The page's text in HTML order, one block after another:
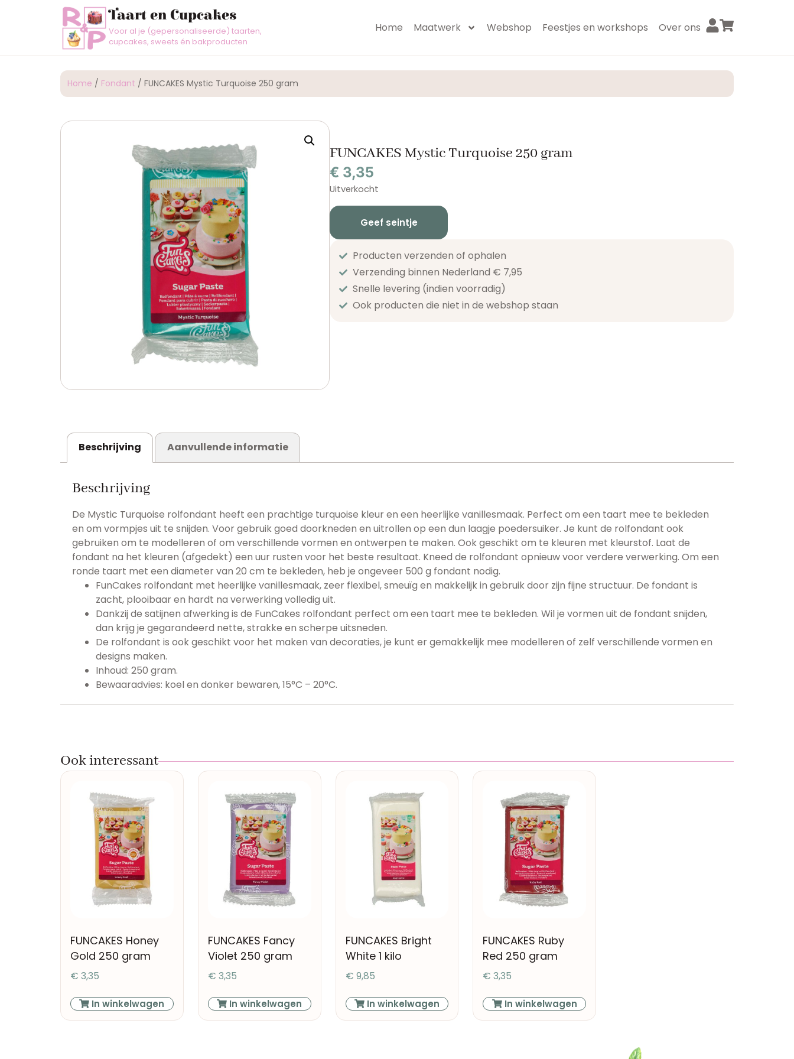
Taart en Cupcakes
Voor al je (gepersonaliseerde) taarten,
cupcakes, sweets én bakproducten
Home Maatwerk Webshop Feestjes en workshops Over ons
Home / Fondant / FUNCAKES Mystic Turquoise 250 gram
FUNCAKES Mystic Turquoise 250 gram
€ 3,35
Uitverkocht
Geef seintje
Producten verzenden of ophalen
Verzending binnen Nederland € 7,95
Snelle levering (indien voorradig)
Ook producten die niet in de webshop staan​
Beschrijving Aanvullende informatie
Beschrijving
De Mystic Turquoise rolfondant heeft een prachtige turquoise kleur en een heerlijke vanillesmaak. Perfect om een taart mee te bekleden
en om vormpjes uit te snijden. Voor gebruik goed doorkneden en uitrollen op een dun laagje poedersuiker. Je kunt de rolfondant ook
gebruiken om te modelleren of om verschillende vormen en ontwerpen te maken. Ook geschikt om te kleuren met kleurstof. Laat de
fondant na het kleuren (afgedekt) een uur rusten voor het beste resultaat. Kneed de rolfondant opnieuw voor verdere verwerking. Om een
ronde taart met een diameter van 20 cm te bekleden, heb je ongeveer 500 g fondant nodig.
FunCakes rolfondant met heerlijke vanillesmaak, zeer flexibel, smeuïg en makkelijk in gebruik door zijn fijne structuur. De fondant is
zacht, plooibaar en hardt na verwerking volledig uit.
Dankzij de satijnen afwerking is de FunCakes rolfondant perfect om een taart mee te bekleden. Wil je vormen uit de fondant snijden,
dan krijg je gegarandeerd nette, strakke en scherpe uitsneden.
De rolfondant is ook geschikt voor het maken van decoraties, je kunt er gemakkelijk mee modelleren of zelf verschillende vormen en
designs maken.
Inhoud: 250 gram.
Bewaaradvies: koel en donker bewaren, 15°C – 20°C.
Ook interessant
FUNCAKES Honey
Gold 250 gram
€ 3,35
In winkelwagen
FUNCAKES Fancy
Violet 250 gram
€ 3,35
In winkelwagen
FUNCAKES Bright
White 1 kilo
€ 9,85
In winkelwagen
FUNCAKES Ruby
Red 250 gram
€ 3,35
In winkelwagen